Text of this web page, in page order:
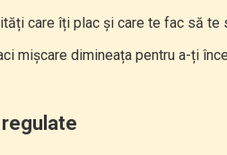
care îți plac și care te fac să te
mișcare dimineața pentru a-ți